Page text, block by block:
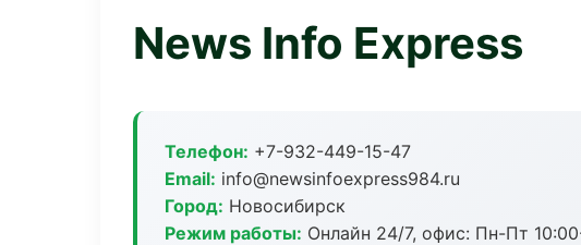
News Info Express
Телефон: +7-932-449-15-47
Email: info@newsinfoexpress984.ru
Город: Новосибирск
Режим работы: Онлайн 24/7, офис: Пн-Пт